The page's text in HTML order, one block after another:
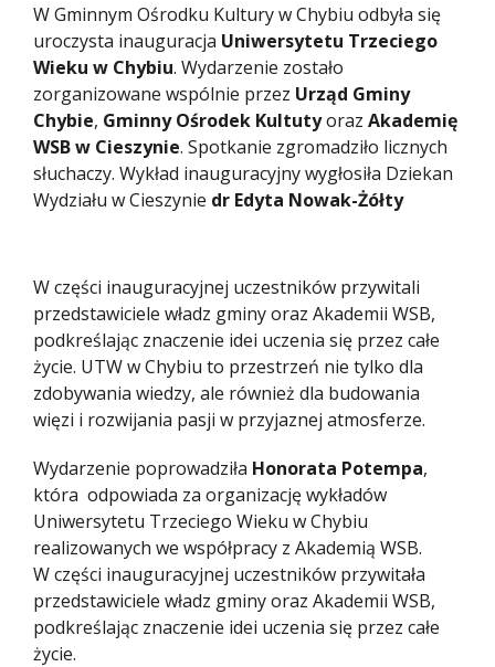
W Gminnym Ośrodku Kultury w Chybiu odbyła się
uroczysta inauguracja Uniwersytetu Trzeciego
Wieku w Chybiu. Wydarzenie zostało
zorganizowane wspólnie przez Urząd Gminy
Chybie, Gminny Ośrodek Kultutyoraz Akademię
WSB w Cieszynie. Spotkanie zgromadziło licznych
słuchaczy. Wykład inauguracyjny wygłosiła Dziekan
Wydziału w Cieszynie dr Edyta Nowak-Żółty
W części inauguracyjnej uczestników przywitali
przedstawiciele władz gminy oraz Akademii WSB,
podkreślając znaczenie idei uczenia się przez całe
życie. UTW w Chybiu to przestrzeń nie tylko dla
zdobywania wiedzy, ale również dla budowania
więzi i rozwijania pasji w przyjaznej atmosferze.
Wydarzenie poprowadziła Honorata Potempa,
która odpowiada za organizację wykładów
Uniwersytetu Trzeciego Wieku w Chybiu
realizowanych we współpracy z Akademią WSB.
W części inauguracyjnej uczestników przywitała
przedstawiciele władz gminy oraz Akademii WSB,
podkreślając znaczenie idei uczenia się przez całe
życie.